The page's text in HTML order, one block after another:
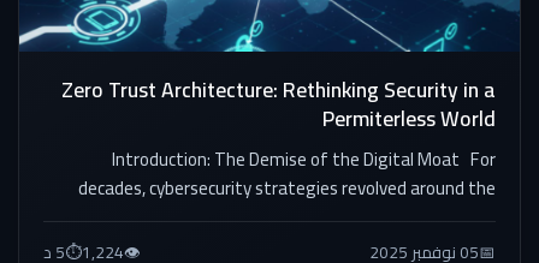
Zero Trust Architecture: Rethinking Security in a
Permiterless World
Introduction: The Demise of the Digital Moat For
decades, cybersecurity strategies revolved around the
concept of a...
📅05 نوفمبر 2025 👁️
1,224
⏱️5 د